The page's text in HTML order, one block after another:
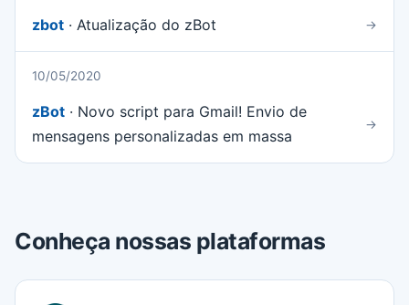
zbot · Atualização do zBot →
10/05/2020
zBot · Novo script para Gmail! Envio de
mensagens personalizadas em massa
→
Conheça nossas plataformas